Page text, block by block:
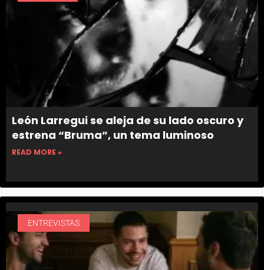
León Larregui se aleja de su lado oscuro y
estrena “Bruma”, un tema luminoso
READ MORE »
ENTREVISTAS